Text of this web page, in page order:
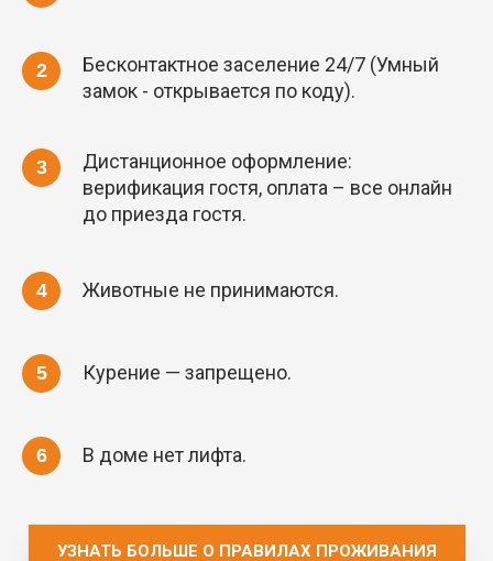
Бесконтактное заселение 24/7 (Умный
замок - открывается по коду).
Дистанционное оформление:
верификация гостя, оплата – все онлайн
до приезда гостя.
Животные не принимаются.
Курение — запрещено.
В доме нет лифта.
УЗНАТЬ БОЛЬШЕ О ПРАВИЛАХ ПРОЖИВАНИЯ